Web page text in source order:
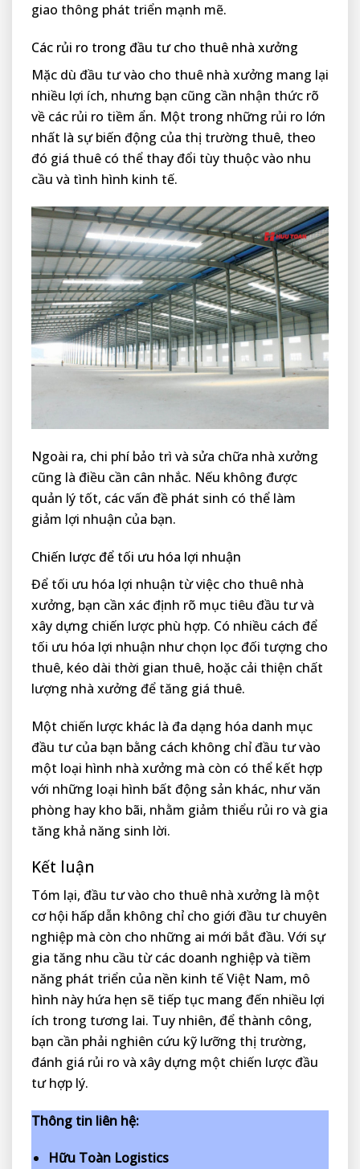
giao thông phát triển mạnh mẽ.
Các rủi ro trong đầu tư cho thuê nhà xưởng
Mặc dù đầu tư vào cho thuê nhà xưởng mang lại
nhiều lợi ích, nhưng bạn cũng cần nhận thức rõ
về các rủi ro tiềm ẩn. Một trong những rủi ro lớn
nhất là sự biến động của thị trường thuê, theo
đó giá thuê có thể thay đổi tùy thuộc vào nhu
cầu và tình hình kinh tế.
Ngoài ra, chi phí bảo trì và sửa chữa nhà xưởng
cũng là điều cần cân nhắc. Nếu không được
quản lý tốt, các vấn đề phát sinh có thể làm
giảm lợi nhuận của bạn.
Chiến lược để tối ưu hóa lợi nhuận
Để tối ưu hóa lợi nhuận từ việc cho thuê nhà
xưởng, bạn cần xác định rõ mục tiêu đầu tư và
xây dựng chiến lược phù hợp. Có nhiều cách để
tối ưu hóa lợi nhuận như chọn lọc đối tượng cho
thuê, kéo dài thời gian thuê, hoặc cải thiện chất
lượng nhà xưởng để tăng giá thuê.
Một chiến lược khác là đa dạng hóa danh mục
đầu tư của bạn bằng cách không chỉ đầu tư vào
một loại hình nhà xưởng mà còn có thể kết hợp
với những loại hình bất động sản khác, như văn
phòng hay kho bãi, nhằm giảm thiểu rủi ro và gia
tăng khả năng sinh lời.
Kết luận
Tóm lại, đầu tư vào cho thuê nhà xưởng là một
cơ hội hấp dẫn không chỉ cho giới đầu tư chuyên
nghiệp mà còn cho những ai mới bắt đầu. Với sự
gia tăng nhu cầu từ các doanh nghiệp và tiềm
năng phát triển của nền kinh tế Việt Nam, mô
hình này hứa hẹn sẽ tiếp tục mang đến nhiều lợi
ích trong tương lai. Tuy nhiên, để thành công,
bạn cần phải nghiên cứu kỹ lưỡng thị trường,
đánh giá rủi ro và xây dựng một chiến lược đầu
tư hợp lý.
Thông tin liên hệ:
Hữu Toàn Logistics